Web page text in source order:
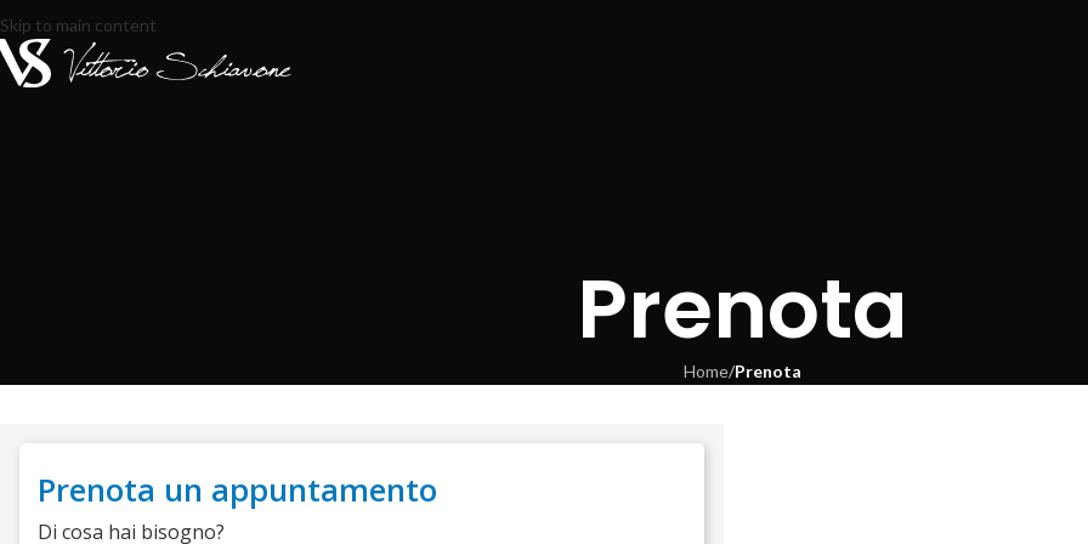
Skip to main content
Prenota
Home/Prenota
Prenota un appuntamento
Di cosa hai bisogno?